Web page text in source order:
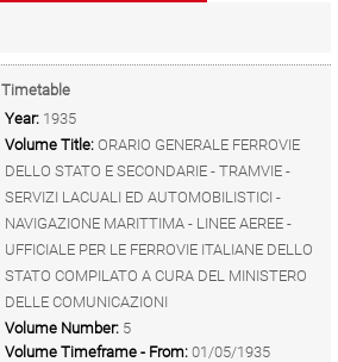
Timetable
Year: 1935
Volume Title: ORARIO GENERALE FERROVIE
DELLO STATO E SECONDARIE - TRAMVIE -
SERVIZI LACUALI ED AUTOMOBILISTICI -
NAVIGAZIONE MARITTIMA - LINEE AEREE -
UFFICIALE PER LE FERROVIE ITALIANE DELLO
STATO COMPILATO A CURA DEL MINISTERO
DELLE COMUNICAZIONI
Volume Number: 5
Volume Timeframe - From: 01/05/1935